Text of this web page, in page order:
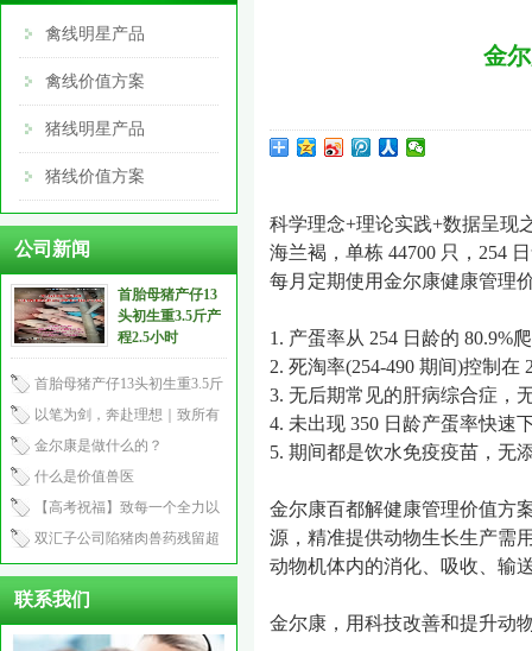
金
科学理念+理论实践+数据呈现
海兰褐，单栋 44700 只， 254
每月定期使用金尔康健康管理
1. 产蛋率从 254 日龄的 80.9%
2. 死淘率(254-490 期间)控制在
3. 无后期常见的肝病综合症，
4. 未出现 350 日龄产蛋率快速
5. 期间都是饮水免疫疫苗 ，无
金尔康百都解健康管理价值方
源，精准提供动物生长生产需
动物机体内的消化、吸收、输
金尔康，用科技改善和提升动
禽线明星产品
禽线价值方案
猪线明星产品
猪线价值方案
公司新闻
首胎母猪产仔13
头初生重3.5斤产
程2.5小时
首胎母猪产仔13头初生重3.5斤
产程2.5小时
以笔为剑，奔赴理想｜致所有
中考少年
金尔康是做什么的？
什么是价值兽医
【高考祝福】致每一个全力以
赴的你：笔锋所至，心之所向
双汇子公司陷猪肉兽药残留超
标风波！
联系我们